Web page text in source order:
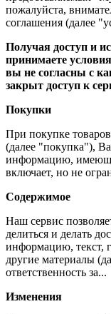
пожалуйста,
соглашения (далее
Получая доступ и
принимаете
вы не согласны с
закрыт доступ к
Покупки
При покупке
(далее "покупка"),
информацию,
включает, но не
Содержимое
Наш сервис
делиться и делать
информацию, текст,
другие материалы
ответственность за...
Изменения